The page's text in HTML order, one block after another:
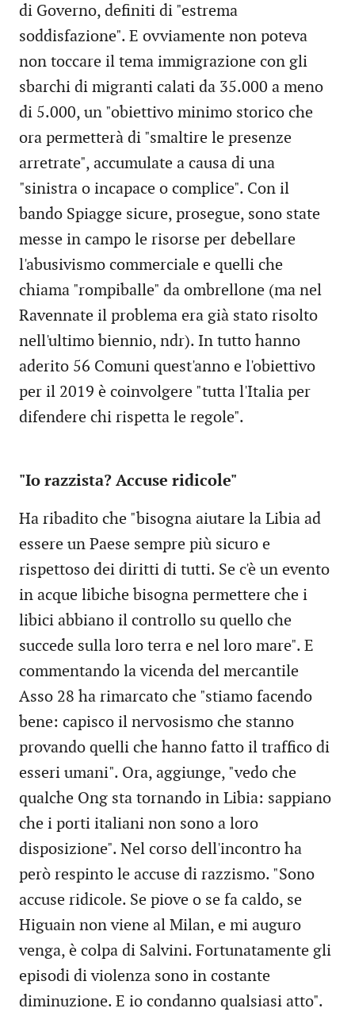
di Governo, definiti di "estrema
soddisfazione". E ovviamente non poteva
non toccare il tema immigrazione con gli
sbarchi di migranti calati da 35.000 a meno
di 5.000, un "obiettivo minimo storico che
ora permetterà di "smaltire le presenze
arretrate", accumulate a causa di una
"sinistra o incapace o complice". Con il
bando Spiagge sicure, prosegue, sono state
messe in campo le risorse per debellare
l'abusivismo commerciale e quelli che
chiama "rompiballe" da ombrellone (ma nel
Ravennate il problema era già stato risolto
nell'ultimo biennio, ndr). In tutto hanno
aderito 56 Comuni quest'anno e l'obiettivo
per il 2019 è coinvolgere "tutta l'Italia per
difendere chi rispetta le regole".
"Io razzista? Accuse ridicole"
Ha ribadito che "bisogna aiutare la Libia ad
essere un Paese sempre più sicuro e
rispettoso dei diritti di tutti. Se c'è un evento
in acque libiche bisogna permettere che i
libici abbiano il controllo su quello che
succede sulla loro terra e nel loro mare". E
commentando la vicenda del mercantile
Asso 28 ha rimarcato che "stiamo facendo
bene: capisco il nervosismo che stanno
provando quelli che hanno fatto il traffico di
esseri umani". Ora, aggiunge, "vedo che
qualche Ong sta tornando in Libia: sappiano
che i porti italiani non sono a loro
disposizione". Nel corso dell'incontro ha
però respinto le accuse di razzismo. "Sono
accuse ridicole. Se piove o se fa caldo, se
Higuain non viene al Milan, e mi auguro
venga, è colpa di Salvini. Fortunatamente gli
episodi di violenza sono in costante
diminuzione. E io condanno qualsiasi atto".